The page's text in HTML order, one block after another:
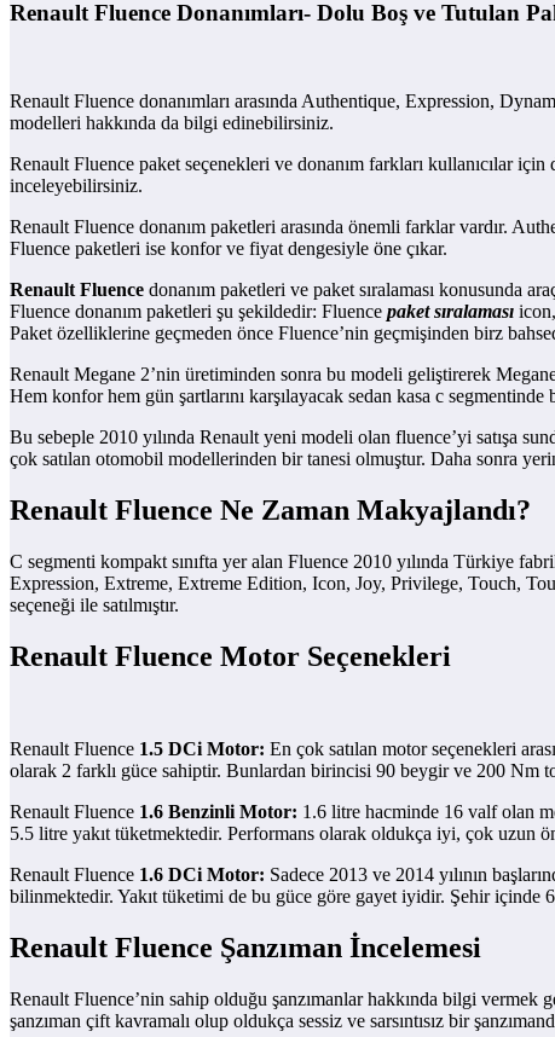
Renault Fluence Donanımları- Dolu Boş ve Tutulan
Renault Fluence donanımları arasında Authentique, Expression,
modelleri hakkında da bilgi edinebilirsiniz.
Renault Fluence paket seçenekleri ve donanım farkları kullanıcılar
inceleyebilirsiniz.
Renault Fluence donanım paketleri arasında önemli farklar vardır.
Fluence paketleri ise konfor ve fiyat dengesiyle öne çıkar.
Renault Fluence donanım paketleri ve paket sıralaması konusunda
Fluence donanım paketleri şu şekildedir: Fluence paket sıralaması
Paket özelliklerine geçmeden önce Fluence’nin geçmişinden birz
Renault Megane 2’nin üretiminden sonra bu modeli geliştirerek
Hem konfor hem gün şartlarını karşılayacak sedan kasa c
Bu sebeple 2010 yılında Renault yeni modeli olan fluence’yi satışa
çok satılan otomobil modellerinden bir tanesi olmuştur. Daha sonra
Renault Fluence Ne Zaman Makyajlandı?
C segmenti kompakt sınıfta yer alan Fluence 2010 yılında Türkiye
Expression, Extreme, Extreme Edition, Icon, Joy, Privilege, Touch,
seçeneği ile satılmıştır.
Renault Fluence Motor Seçenekleri
Renault Fluence 1.5 DCi Motor: En çok satılan motor seçenekleri
olarak 2 farklı güce sahiptir. Bunlardan birincisi 90 beygir ve 200 Nm
Renault Fluence 1.6 Benzinli Motor: 1.6 litre hacminde 16 valf olan
5.5 litre yakıt tüketmektedir. Performans olarak oldukça iyi, çok uzun
Renault Fluence 1.6 DCi Motor: Sadece 2013 ve 2014 yılının
bilinmektedir. Yakıt tüketimi de bu güce göre gayet iyidir. Şehir içinde
Renault Fluence Şanzıman İncelemesi
Renault Fluence’nin sahip olduğu şanzımanlar hakkında bilgi vermek
şanzıman çift kavramalı olup oldukça sessiz ve sarsıntısız bir